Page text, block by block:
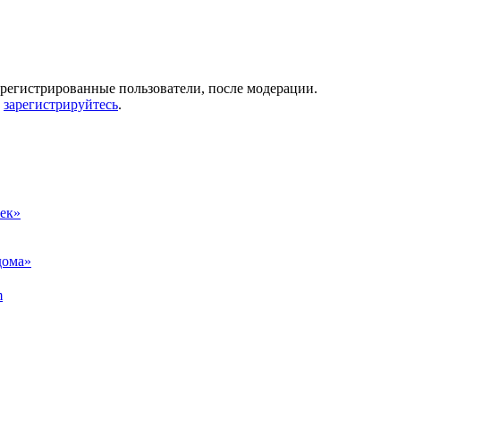
пользователи, после модерации.
зарегистрируйтесь.